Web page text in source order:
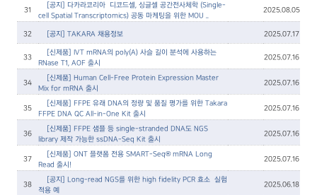
31
[공지] 다카라코리아 – 디코드셀, 싱글셀 공간전사체학 (Single-
cell Spatial Transcriptomics) 공동 마케팅을 위한 MOU ..
2025.08.05
32 [공지] TAKARA 채용정보 2025.07.17
33
[신제품] IVT mRNA의 poly(A) 사슬 길이 분석에 사용하는
RNase T1, AOF 출시
2025.07.16
34
[신제품] Human Cell-Free Protein Expression Master
Mix for mRNA 출시
2025.07.16
35
[신제품] FFPE 유래 DNA의 정량 및 품질 평가를 위한 Takara
FFPE DNA QC All-in-One Kit 출시
2025.07.16
36
[신제품] FFPE 샘플 등 single-stranded DNA도 NGS
library 제작 가능한 ssDNA-Seq Kit 출시
2025.07.16
37
[신제품] ONT 플랫폼 전용 SMART-Seq® mRNA Long
Read 출시!
2025.07.16
38
[공지] Long-read NGS를 위한 high fidelity PCR 효소 – 실험
적용 예
2025.06.18